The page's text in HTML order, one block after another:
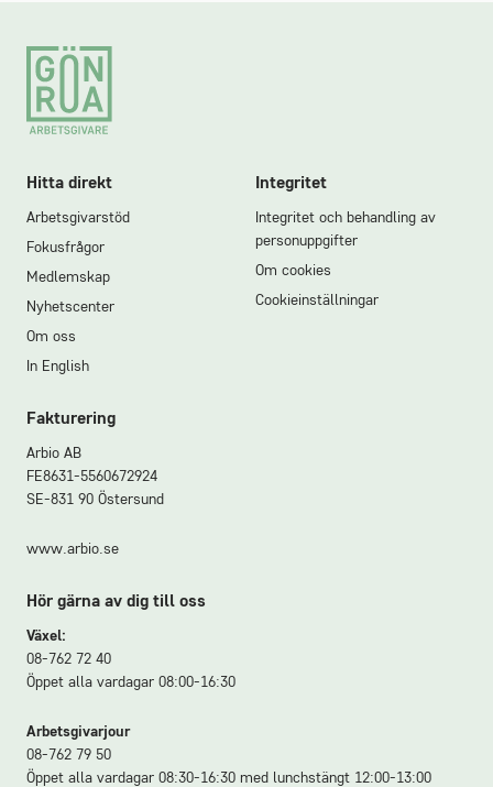
Footer
Hitta direkt
Arbetsgivarstöd
Fokusfrågor
Medlemskap
Nyhetscenter
Om oss
In English
Integritet
Integritet och behandling av
personuppgifter
Om cookies
Cookieinställningar
Fakturering
Arbio AB
FE8631-5560672924
SE-831 90 Östersund
www.arbio.se
Hör gärna av dig till oss
Växel:
08-762 72 40
Öppet alla vardagar 08:00-16:30
Arbetsgivarjour
08-762 79 50
Öppet alla vardagar 08:30-16:30 med lunchstängt 12:00-13:00